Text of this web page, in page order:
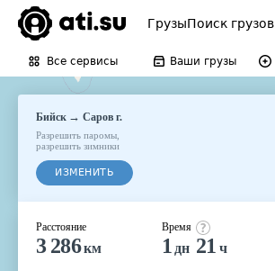
ГрузыПоиск грузов
Все сервисы Ваши грузы
Бийск→Саров г.
Разрешить паромы
разрешить зимники
ИЗМЕНИТЬ
Расстояние
3 286км
Время
1 дн 21 ч